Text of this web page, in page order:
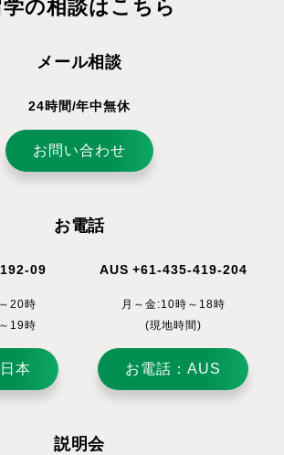
学の相談はこちら
メール相談
24時間/年中無休
お問い合わせ
お電話
09
20時
19時
本
AUS +61-435-419-204
月～金:10時～18時
(現地時間)
お電話：AUS
説明会